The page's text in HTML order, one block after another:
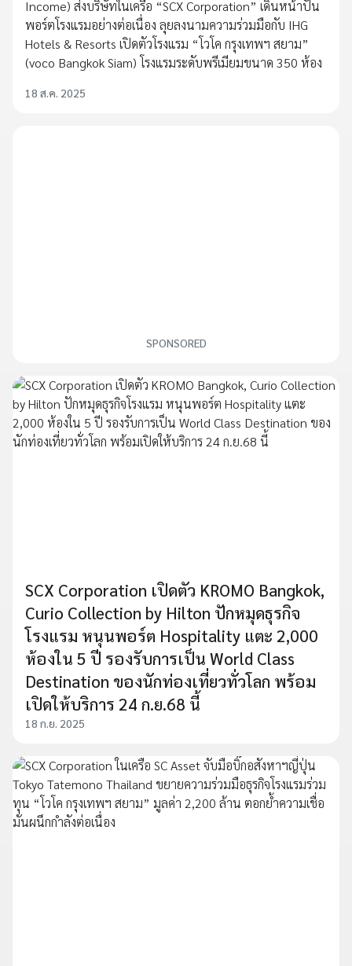
Income) ส่งบริษัทในเครือ “SCX Corporation” เดินหน้าปั้น
พอร์ตโรงแรมอย่างต่อเนื่อง ลุยลงนามความร่วมมือกับ IHG
Hotels & Resorts เปิดตัวโรงแรม “โวโค กรุงเทพฯ สยาม”
(voco Bangkok Siam) โรงแรมระดับพรีเมียมขนาด 350 ห้อง
18 ส.ค. 2025
SPONSORED
SCX Corporation เปิดตัว KROMO Bangkok,
Curio Collection by Hilton ปักหมุดธุรกิจ
โรงแรม หนุนพอร์ต Hospitality แตะ 2,000
ห้องใน 5 ปี รองรับการเป็น World Class
Destination ของนักท่องเที่ยวทั่วโลก พร้อม
เปิดให้บริการ 24 ก.ย.68 นี้
18 ก.ย. 2025